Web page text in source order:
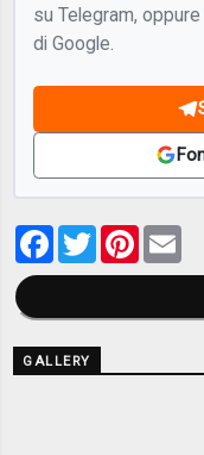
su Telegram,
di Google.
Facebook
Twitter
GALLERY